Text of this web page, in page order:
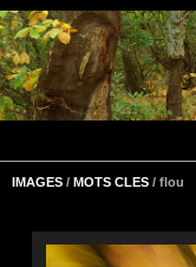
IMAGES / MOTS CLES / flou